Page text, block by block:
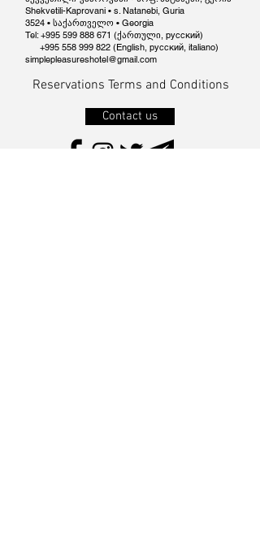
Shekvetili-Kaprovani • s. Natanebi, Guria
3524 • საქართველო • Georgia
Tel: +995 599 888 671 (ქართული, русский)
+995 558 999 822 (English, русский, italiano)
simplepleasureshotel@gmail.com
Reservations Terms and Conditions
Contact us